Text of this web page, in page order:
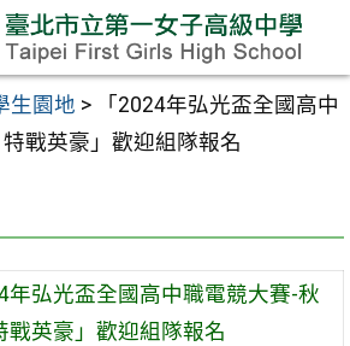
生園地 >
「2024年弘光盃全國高中
戰英豪」歡迎組隊報名
年弘光盃全國高中職電競大賽-秋
戰英豪」歡迎組隊報名